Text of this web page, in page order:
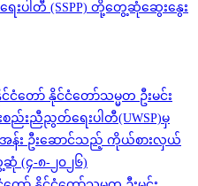
ေးပါတီ (SSPP) တို့တွေ့ဆုံဆွေးနွေး